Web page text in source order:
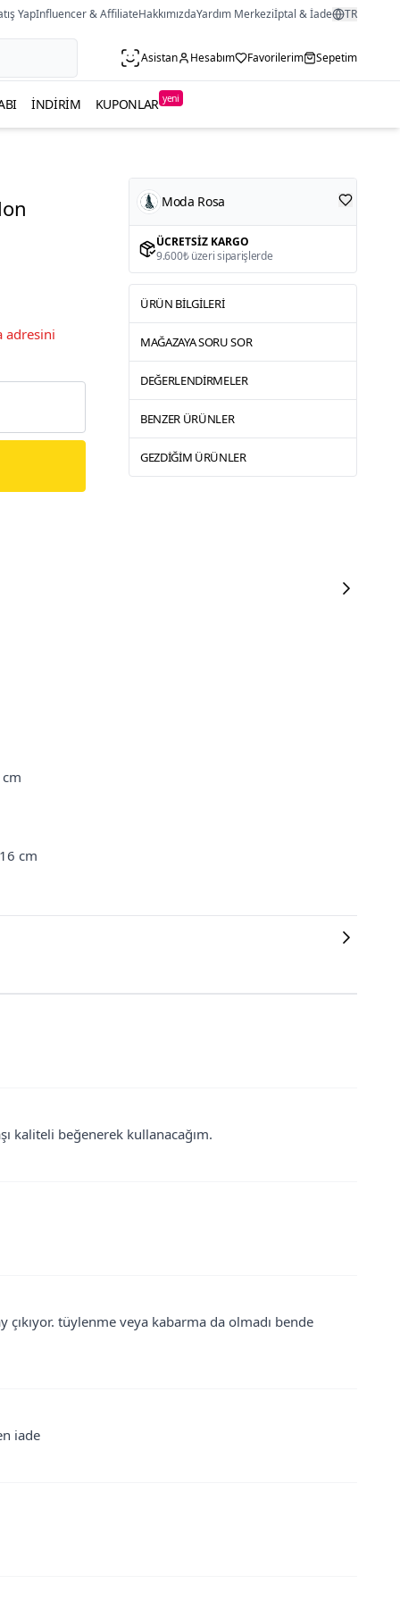
YapInfluencer & AffiliateHakkımızdaYardım Merkeziİptal & İade TR
Asistan Hesabım Favorilerim Sepetim
İNDIRIM KUPONLAR yeni
adresini
Moda Rosa
ÜCRETSIZ KARGO
9.600₺ üzeri siparişlerde
ÜRÜN BILGILERI
MAĞAZAYA SORU SOR
DEĞERLENDIRMELER
BENZER ÜRÜNLER
GEZDIĞIM ÜRÜNLER
cm
kaliteli beğenerek kullanacağım.
tüylenme veya kabarma da olmadı bende
iade